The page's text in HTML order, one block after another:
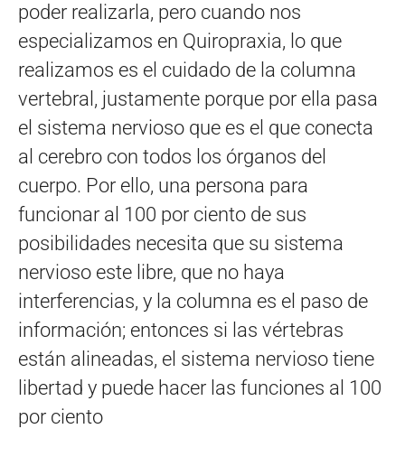
poder realizarla, pero cuando nos
especializamos en Quiropraxia, lo que
realizamos es el cuidado de la columna
vertebral, justamente porque por ella pasa
el sistema nervioso que es el que conecta
al cerebro con todos los órganos del
cuerpo. Por ello, una persona para
funcionar al 100 por ciento de sus
posibilidades necesita que su sistema
nervioso este libre, que no haya
interferencias, y la columna es el paso de
información; entonces si las vértebras
están alineadas, el sistema nervioso tiene
libertad y puede hacer las funciones al 100
por ciento